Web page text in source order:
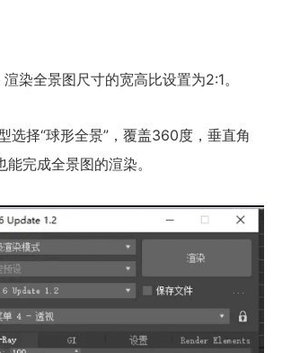
染全景图尺寸的宽高比设置为2:1。
选择“球形全景”，覆盖360度，垂直角
完成全景图的渲染。